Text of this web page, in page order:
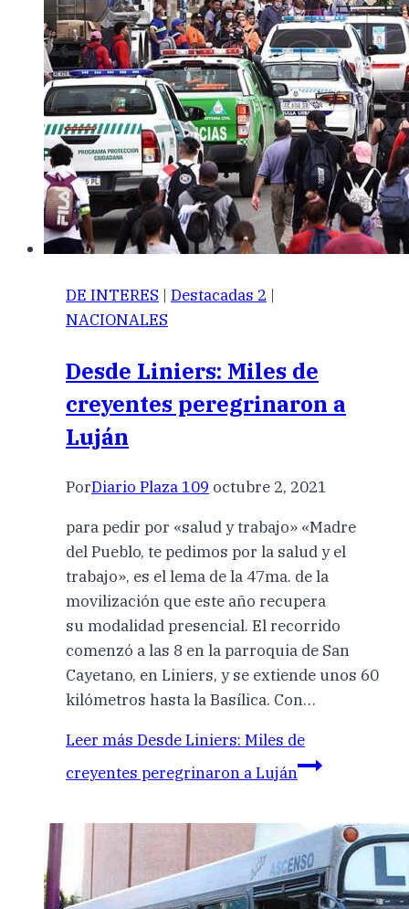
DE INTERES | Destacadas 2 |
NACIONALES
Desde Liniers: Miles de
creyentes peregrinaron a
Luján
PorDiario Plaza 109 octubre 2, 2021
para pedir por «salud y trabajo» «Madre
del Pueblo, te pedimos por la salud y el
trabajo», es el lema de la 47ma. de la
movilización que este año recupera
su modalidad presencial. El recorrido
comenzó a las 8 en la parroquia de San
Cayetano, en Liniers, y se extiende unos 60
kilómetros hasta la Basílica. Con…
Leer más Desde Liniers: Miles de
creyentes peregrinaron a Luján